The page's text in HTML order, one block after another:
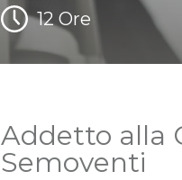
12 Ore
Addetto alla
Semoventi